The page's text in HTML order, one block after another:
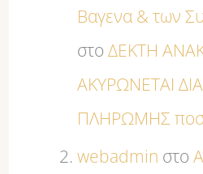
Βαγενα & των
στοΔΕΚΤΗ
ΑΚΥΡΩΝΕΤΑΙ
ΠΛΗΡΩΜΗΣ
webadmin στο